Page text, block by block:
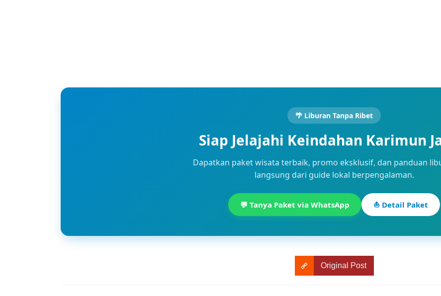
🌴 Liburan Tanpa Ribet
Siap Jelajahi Keindahan Karimun
Dapatkan paket wisata terbaik, promo eksklusif, dan panduan
langsung dari guide lokal berpengalaman.
💬 Tanya Paket via WhatsApp ⛵ Detail Paket
Original Post